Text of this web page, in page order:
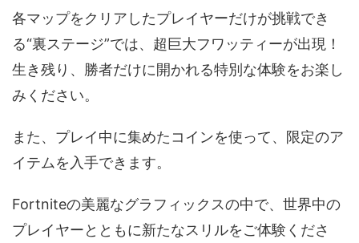
各マップをクリアしたプレイヤーだけが挑戦でき
る“裏ステージ”では、超巨大フワッティーが出現！
生き残り、勝者だけに開かれる特別な体験をお楽し
みください。
また、プレイ中に集めたコインを使って、限定のア
イテムを入手できます。
Fortniteの美麗なグラフィックスの中で、世界中の
プレイヤーとともに新たなスリルをご体験くださ